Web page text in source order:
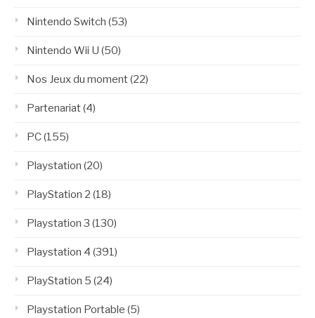
Nintendo Switch (53)
Nintendo Wii U (50)
Nos Jeux du moment(22)
Partenariat(4)
PC(155)
Playstation (20)
PlayStation 2 (18)
Playstation 3 (130)
Playstation 4 (391)
PlayStation 5 (24)
Playstation Portable (5)